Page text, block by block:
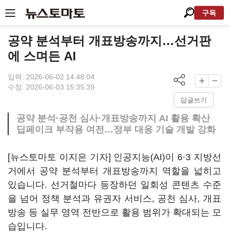
구독
공약 분석부터 개표방송까지…선거판
에 스며든 AI
입력: 2026-06-02 14:48:04
수정: 2026-06-03 15:35:39
답글쓰기
공약 분석·공천 심사·개표방송까지 AI 활용 확산
딥페이크 부작용 여전…정부 대응 기술 개발 강화
[뉴스토마토 이지은 기자] 인공지능(AI)이 6·3 지방선
거에서 공약 분석부터 개표방송까지 역할을 넓히고
있습니다. 선거철마다 등장하던 일회성 콘텐츠 수준
을 넘어 정책 분석과 유권자 서비스, 공천 심사, 개표
방송 등 실무 영역 전반으로 활용 범위가 확대되는 모
습입니다.